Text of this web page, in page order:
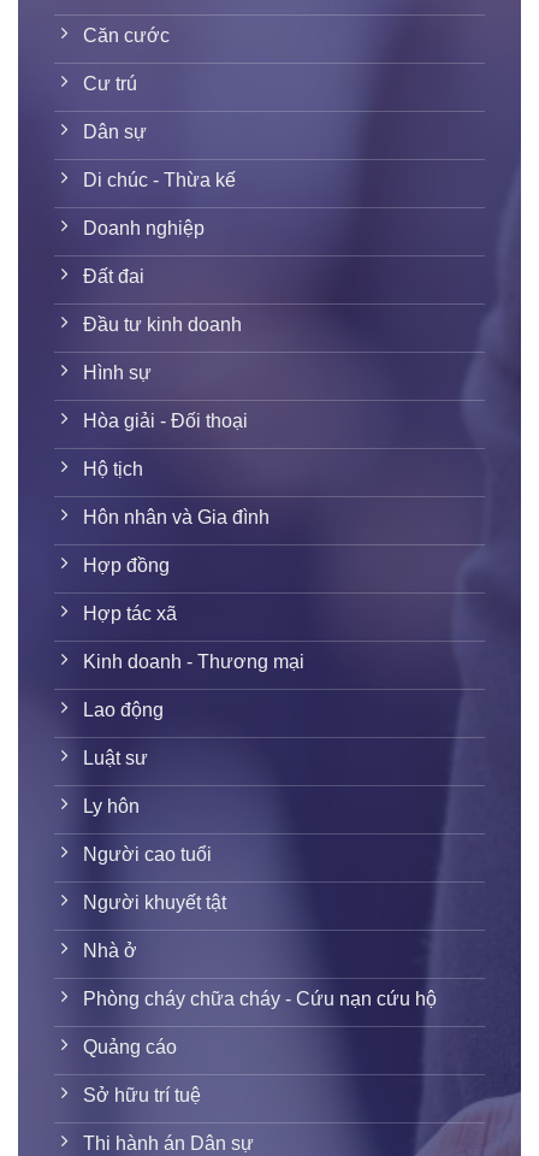
Căn cước
Cư trú
Dân sự
Di chúc - Thừa kế
Doanh nghiệp
Đất đai
Đầu tư kinh doanh
Hình sự
Hòa giải - Đối thoại
Hộ tịch
Hôn nhân và Gia đình
Hợp đồng
Hợp tác xã
Kinh doanh - Thương mại
Lao động
Luật sư
Ly hôn
Người cao tuổi
Người khuyết tật
Nhà ở
Phòng cháy chữa cháy - Cứu nạn cứu hộ
Quảng cáo
Sở hữu trí tuệ
Thi hành án Dân sự